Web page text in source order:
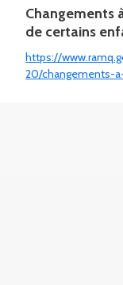
Changements
de certains
https://
20/changements-